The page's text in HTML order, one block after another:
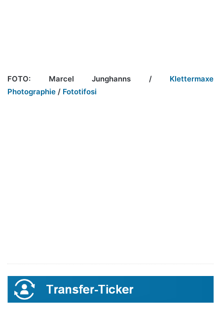
FOTO: Marcel Junghanns / Klettermaxe
Photographie / Fototifosi